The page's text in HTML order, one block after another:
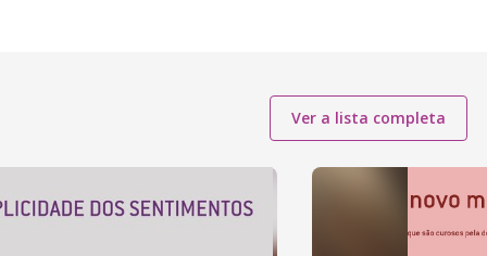
Ver a lista completa